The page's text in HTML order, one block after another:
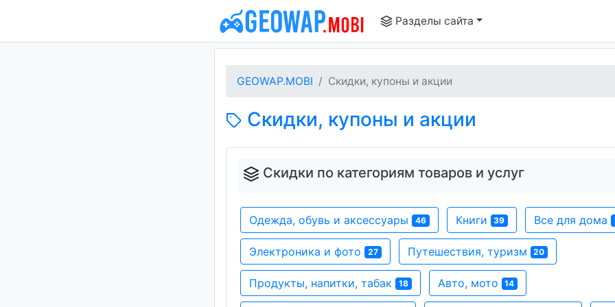
Разделы сайта
GEOWAP.MOBI Скидки, купоны и акции
Скидки, купоны и акции
Скидки по категориям товаров и услуг
Одежда, обувь и аксессуары 46 Книги 39 Все для дома
Электроника и фото 27 Путешествия, туризм 20
Продукты, напитки, табак 18 Авто, мото 14